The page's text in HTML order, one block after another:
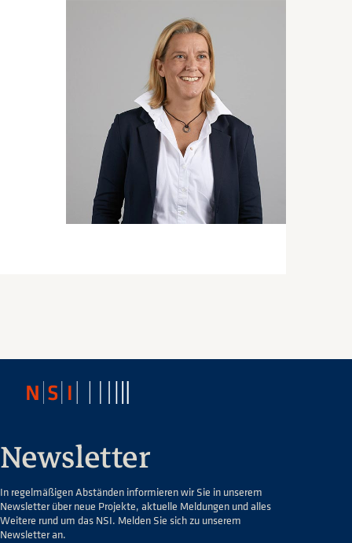
Newsletter
In regelmäßigen Abständen informieren wir Sie in unserem
Newsletter über neue Projekte, aktuelle Meldungen und alles
Weitere rund um das NSI. Melden Sie sich zu unserem
Newsletter an.